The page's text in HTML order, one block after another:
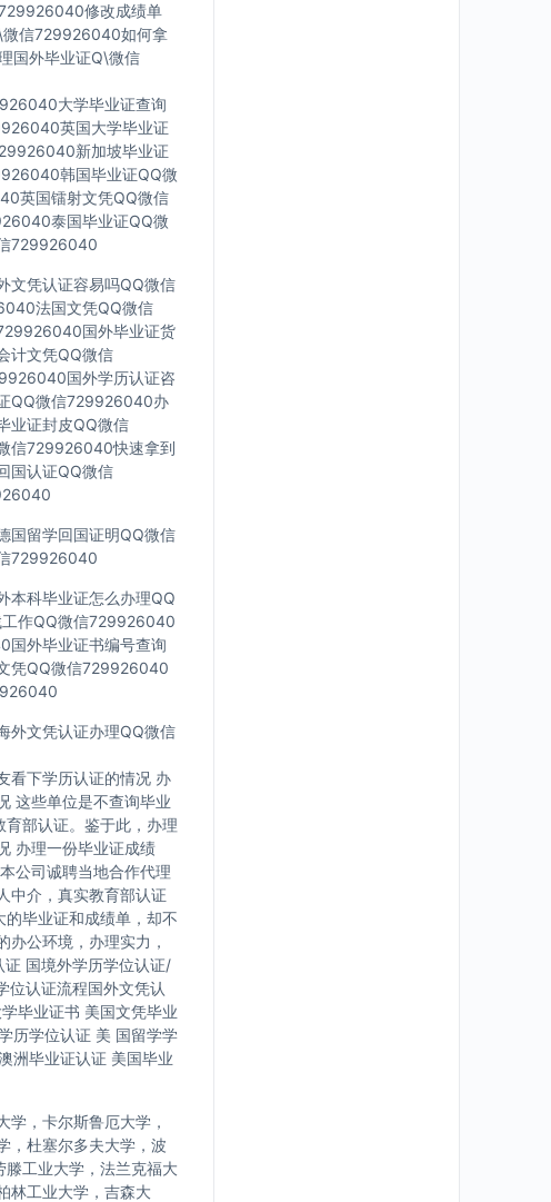
修改成绩单
信729926040如何拿
国外毕业证Q\微信
大学毕业证查询
英国大学毕业证
新加坡毕业证
韩国毕业证QQ微
英国镭射文凭QQ微信
泰国毕业证QQ微
729926040
文凭认证容易吗QQ微信
法国文凭QQ微信
国外毕业证货
计文凭QQ微信
国外学历认证咨
QQ微信729926040办
业证封皮QQ微信
信729926040快速拿到
国认证QQ微信
国留学回国证明QQ微信
729926040
科毕业证怎么办理QQ
作QQ微信729926040
外毕业证书编号查询
凭QQ微信729926040
外文凭认证办理QQ微信
看下学历认证的情况 办
这些单位是不查询毕业
部认证。鉴于此，办理
办理一份毕业证成绩
公司诚聘当地合作代理
中介，真实教育部认证
毕业证和成绩单，却不
公环境，办理实力，
国境外学历学位认证/
位认证流程国外文凭认
毕业证书 美国文凭毕业
历学位认证 美 国留学学
洲毕业证认证 美国毕业
，卡尔斯鲁厄大学，
，杜塞尔多夫大学，波
工业大学，法兰克福大
林工业大学，吉森大